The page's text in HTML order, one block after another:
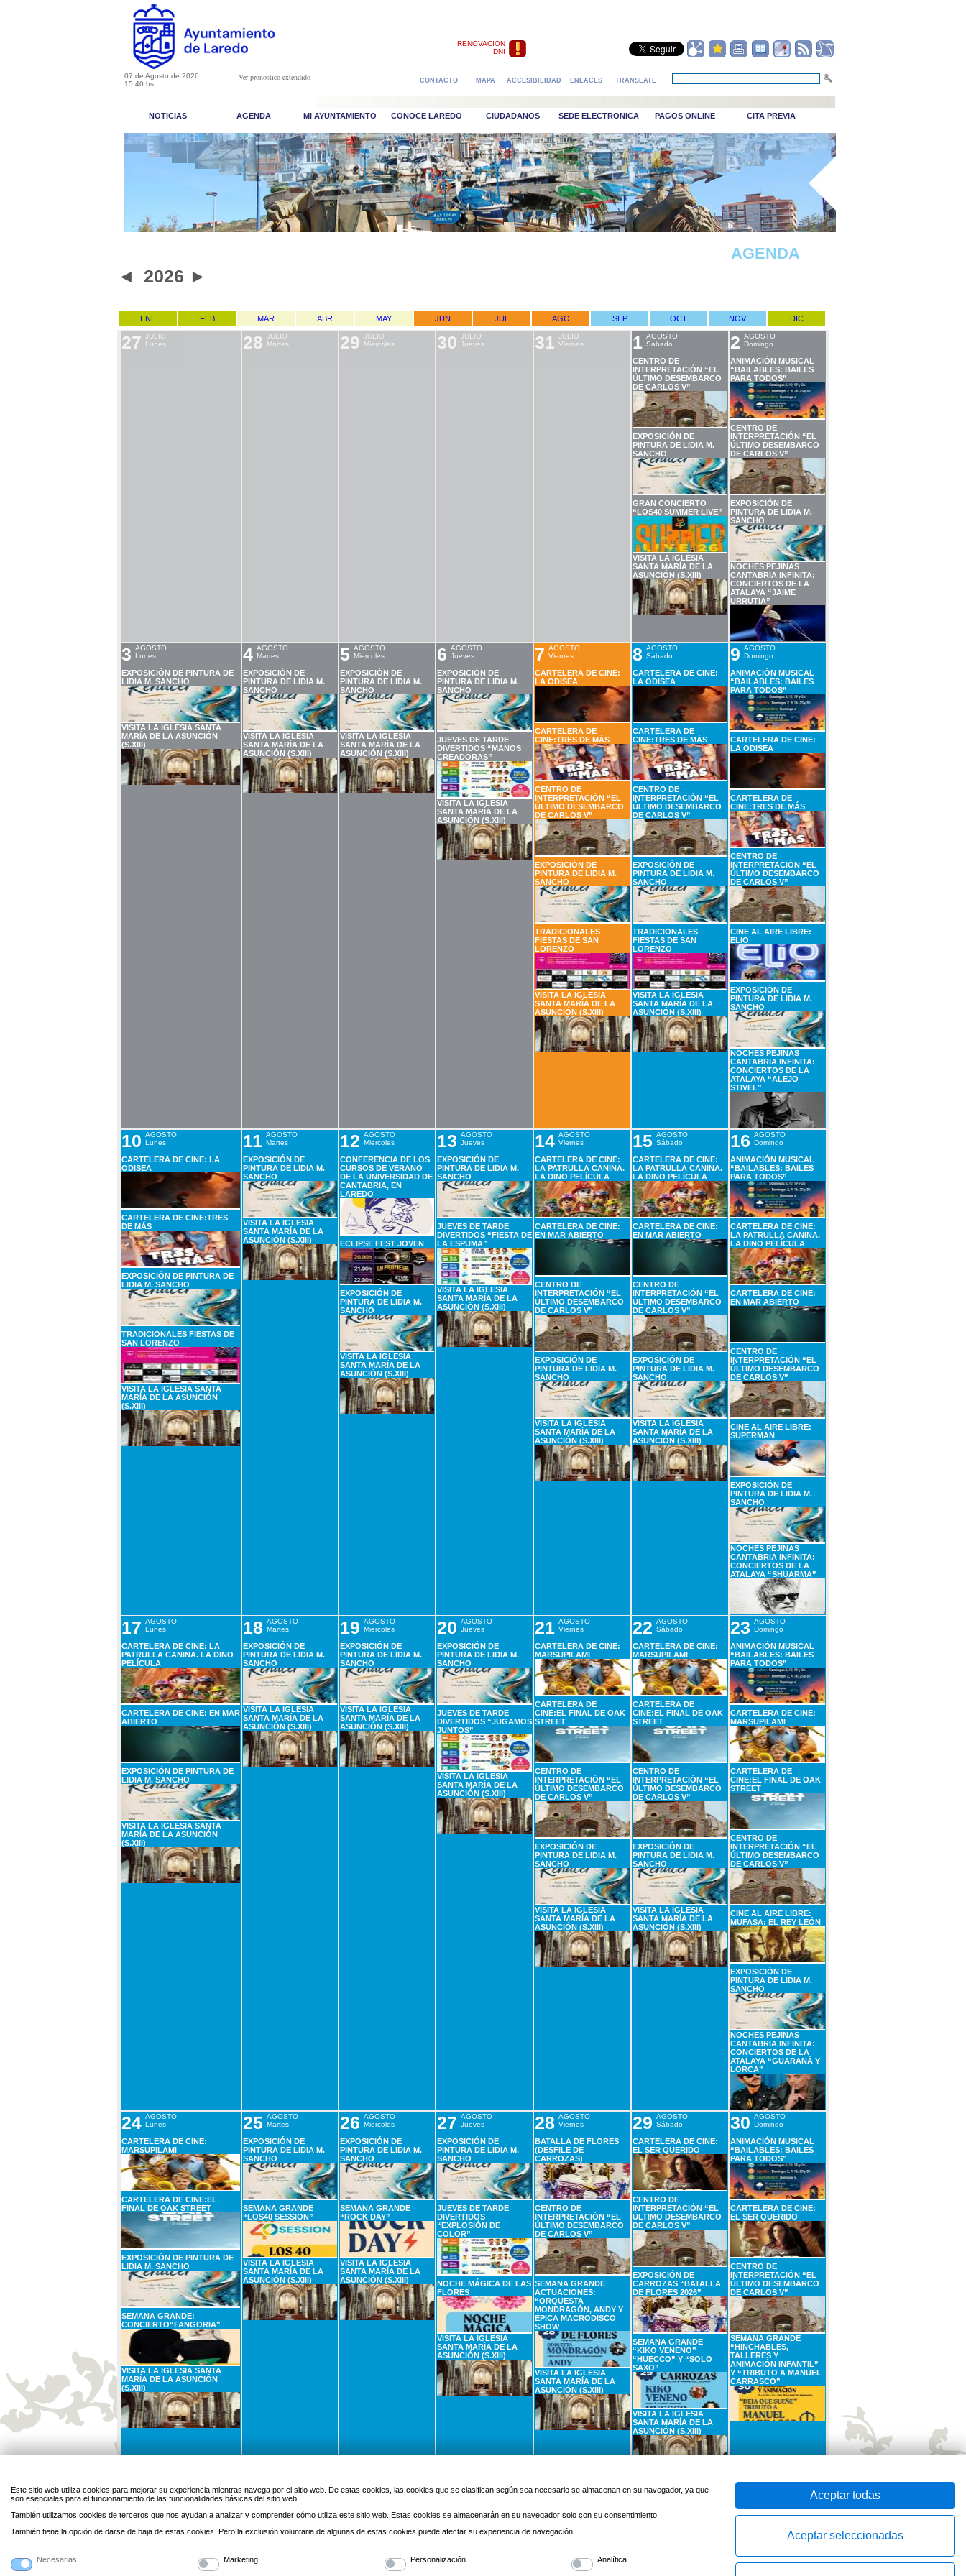
RENOVACION
DNI
07 de Agosto de 2026
15:40 hs
Ver pronostico extendido CONTACTO MAPA ACCESIBILIDAD ENLACES TRANSLATE
NOTICIAS AGENDA MI AYUNTAMIENTO CONOCE LAREDO CIUDADANOS SEDE ELECTRONICA PAGOS ONLINE CITA PREVIA
AGENDA
◄ 2026 ►
ENE FEB MAR ABR MAY JUN JUL AGO SEP OCT NOV DIC
27 JULIO
Lunes
28 JULIO
Martes
29 JULIO
Miercoles
30 JULIO
Jueves
31 JULIO
Viernes
1 AGOSTO
Sábado
CENTRO DE
INTERPRETACIÓN “EL
ÚLTIMO DESEMBARCO
DE CARLOS V”
EXPOSICIÓN DE
PINTURA DE LIDIA M.
SANCHO
GRAN CONCIERTO
“LOS40 SUMMER LIVE”
VISITA LA IGLESIA
SANTA MARÍA DE LA
ASUNCIÓN (S.XIII)
2 AGOSTO
Domingo
ANIMACIÓN MUSICAL
“BAILABLES: BAILES
PARA TODOS”
CENTRO DE
INTERPRETACIÓN “EL
ÚLTIMO DESEMBARCO
DE CARLOS V”
EXPOSICIÓN DE
PINTURA DE LIDIA M.
SANCHO
NOCHES PEJINAS
CANTABRIA INFINITA:
CONCIERTOS DE LA
ATALAYA “JAIME
URRUTIA”
3 AGOSTO
Lunes
EXPOSICIÓN DE PINTURA DE
LIDIA M. SANCHO
VISITA LA IGLESIA SANTA
MARÍA DE LA ASUNCIÓN
(S.XIII)
4 AGOSTO
Martes
EXPOSICIÓN DE
PINTURA DE LIDIA M.
SANCHO
VISITA LA IGLESIA
SANTA MARÍA DE LA
ASUNCIÓN (S.XIII)
5 AGOSTO
Miercoles
EXPOSICIÓN DE
PINTURA DE LIDIA M.
SANCHO
VISITA LA IGLESIA
SANTA MARÍA DE LA
ASUNCIÓN (S.XIII)
6 AGOSTO
Jueves
EXPOSICIÓN DE
PINTURA DE LIDIA M.
SANCHO
JUEVES DE TARDE
DIVERTIDOS “MANOS
CREADORAS”
VISITA LA IGLESIA
SANTA MARÍA DE LA
ASUNCIÓN (S.XIII)
7 AGOSTO
Viernes
CARTELERA DE CINE:
LA ODISEA
CARTELERA DE
CINE:TRES DE MÁS
CENTRO DE
INTERPRETACIÓN “EL
ÚLTIMO DESEMBARCO
DE CARLOS V”
EXPOSICIÓN DE
PINTURA DE LIDIA M.
SANCHO
TRADICIONALES
FIESTAS DE SAN
LORENZO
VISITA LA IGLESIA
SANTA MARÍA DE LA
ASUNCIÓN (S.XIII)
8 AGOSTO
Sábado
CARTELERA DE CINE:
LA ODISEA
CARTELERA DE
CINE:TRES DE MÁS
CENTRO DE
INTERPRETACIÓN “EL
ÚLTIMO DESEMBARCO
DE CARLOS V”
EXPOSICIÓN DE
PINTURA DE LIDIA M.
SANCHO
TRADICIONALES
FIESTAS DE SAN
LORENZO
VISITA LA IGLESIA
SANTA MARÍA DE LA
ASUNCIÓN (S.XIII)
9 AGOSTO
Domingo
ANIMACIÓN MUSICAL
“BAILABLES: BAILES
PARA TODOS”
CARTELERA DE CINE:
LA ODISEA
CARTELERA DE
CINE:TRES DE MÁS
CENTRO DE
INTERPRETACIÓN “EL
ÚLTIMO DESEMBARCO
DE CARLOS V”
CINE AL AIRE LIBRE:
ELIO
EXPOSICIÓN DE
PINTURA DE LIDIA M.
SANCHO
NOCHES PEJINAS
CANTABRIA INFINITA:
CONCIERTOS DE LA
ATALAYA “ALEJO
STIVEL”
10 AGOSTO
Lunes
CARTELERA DE CINE: LA
ODISEA
CARTELERA DE CINE:TRES
DE MÁS
EXPOSICIÓN DE PINTURA DE
LIDIA M. SANCHO
TRADICIONALES FIESTAS DE
SAN LORENZO
VISITA LA IGLESIA SANTA
MARÍA DE LA ASUNCIÓN
(S.XIII)
11 AGOSTO
Martes
EXPOSICIÓN DE
PINTURA DE LIDIA M.
SANCHO
VISITA LA IGLESIA
SANTA MARÍA DE LA
ASUNCIÓN (S.XIII)
12 AGOSTO
Miercoles
CONFERENCIA DE LOS
CURSOS DE VERANO
DE LA UNIVERSIDAD DE
CANTABRIA, EN
LAREDO
ECLIPSE FEST JOVEN
EXPOSICIÓN DE
PINTURA DE LIDIA M.
SANCHO
VISITA LA IGLESIA
SANTA MARÍA DE LA
ASUNCIÓN (S.XIII)
13 AGOSTO
Jueves
EXPOSICIÓN DE
PINTURA DE LIDIA M.
SANCHO
JUEVES DE TARDE
DIVERTIDOS “FIESTA DE
LA ESPUMA”
VISITA LA IGLESIA
SANTA MARÍA DE LA
ASUNCIÓN (S.XIII)
14 AGOSTO
Viernes
CARTELERA DE CINE:
LA PATRULLA CANINA.
LA DINO PELÍCULA
CARTELERA DE CINE:
EN MAR ABIERTO
CENTRO DE
INTERPRETACIÓN “EL
ÚLTIMO DESEMBARCO
DE CARLOS V”
EXPOSICIÓN DE
PINTURA DE LIDIA M.
SANCHO
VISITA LA IGLESIA
SANTA MARÍA DE LA
ASUNCIÓN (S.XIII)
15 AGOSTO
Sábado
CARTELERA DE CINE:
LA PATRULLA CANINA.
LA DINO PELÍCULA
CARTELERA DE CINE:
EN MAR ABIERTO
CENTRO DE
INTERPRETACIÓN “EL
ÚLTIMO DESEMBARCO
DE CARLOS V”
EXPOSICIÓN DE
PINTURA DE LIDIA M.
SANCHO
VISITA LA IGLESIA
SANTA MARÍA DE LA
ASUNCIÓN (S.XIII)
16 AGOSTO
Domingo
ANIMACIÓN MUSICAL
“BAILABLES: BAILES
PARA TODOS”
CARTELERA DE CINE:
LA PATRULLA CANINA.
LA DINO PELÍCULA
CARTELERA DE CINE:
EN MAR ABIERTO
CENTRO DE
INTERPRETACIÓN “EL
ÚLTIMO DESEMBARCO
DE CARLOS V”
CINE AL AIRE LIBRE:
SUPERMAN
EXPOSICIÓN DE
PINTURA DE LIDIA M.
SANCHO
NOCHES PEJINAS
CANTABRIA INFINITA:
CONCIERTOS DE LA
ATALAYA “SHUARMA”
17 AGOSTO
Lunes
CARTELERA DE CINE: LA
PATRULLA CANINA. LA DINO
PELÍCULA
CARTELERA DE CINE: EN MAR
ABIERTO
EXPOSICIÓN DE PINTURA DE
LIDIA M. SANCHO
VISITA LA IGLESIA SANTA
MARÍA DE LA ASUNCIÓN
(S.XIII)
18 AGOSTO
Martes
EXPOSICIÓN DE
PINTURA DE LIDIA M.
SANCHO
VISITA LA IGLESIA
SANTA MARÍA DE LA
ASUNCIÓN (S.XIII)
19 AGOSTO
Miercoles
EXPOSICIÓN DE
PINTURA DE LIDIA M.
SANCHO
VISITA LA IGLESIA
SANTA MARÍA DE LA
ASUNCIÓN (S.XIII)
20 AGOSTO
Jueves
EXPOSICIÓN DE
PINTURA DE LIDIA M.
SANCHO
JUEVES DE TARDE
DIVERTIDOS “JUGAMOS
JUNTOS”
VISITA LA IGLESIA
SANTA MARÍA DE LA
ASUNCIÓN (S.XIII)
21 AGOSTO
Viernes
CARTELERA DE CINE:
MARSUPILAMI
CARTELERA DE
CINE:EL FINAL DE OAK
STREET
CENTRO DE
INTERPRETACIÓN “EL
ÚLTIMO DESEMBARCO
DE CARLOS V”
EXPOSICIÓN DE
PINTURA DE LIDIA M.
SANCHO
VISITA LA IGLESIA
SANTA MARÍA DE LA
ASUNCIÓN (S.XIII)
22 AGOSTO
Sábado
CARTELERA DE CINE:
MARSUPILAMI
CARTELERA DE
CINE:EL FINAL DE OAK
STREET
CENTRO DE
INTERPRETACIÓN “EL
ÚLTIMO DESEMBARCO
DE CARLOS V”
EXPOSICIÓN DE
PINTURA DE LIDIA M.
SANCHO
VISITA LA IGLESIA
SANTA MARÍA DE LA
ASUNCIÓN (S.XIII)
23 AGOSTO
Domingo
ANIMACIÓN MUSICAL
“BAILABLES: BAILES
PARA TODOS”
CARTELERA DE CINE:
MARSUPILAMI
CARTELERA DE
CINE:EL FINAL DE OAK
STREET
CENTRO DE
INTERPRETACIÓN “EL
ÚLTIMO DESEMBARCO
DE CARLOS V”
CINE AL AIRE LIBRE:
MUFASA: EL REY LEÓN
EXPOSICIÓN DE
PINTURA DE LIDIA M.
SANCHO
NOCHES PEJINAS
CANTABRIA INFINITA:
CONCIERTOS DE LA
ATALAYA “GUARANÁ Y
LORCA”
24 AGOSTO
Lunes
CARTELERA DE CINE:
MARSUPILAMI
CARTELERA DE CINE:EL
FINAL DE OAK STREET
EXPOSICIÓN DE PINTURA DE
LIDIA M. SANCHO
SEMANA GRANDE:
CONCIERTO“FANGORIA”
VISITA LA IGLESIA SANTA
MARÍA DE LA ASUNCIÓN
(S.XIII)
25 AGOSTO
Martes
EXPOSICIÓN DE
PINTURA DE LIDIA M.
SANCHO
SEMANA GRANDE
“LOS40 SESSION”
VISITA LA IGLESIA
SANTA MARÍA DE LA
ASUNCIÓN (S.XIII)
26 AGOSTO
Miercoles
EXPOSICIÓN DE
PINTURA DE LIDIA M.
SANCHO
SEMANA GRANDE
“ROCK DAY”
VISITA LA IGLESIA
SANTA MARÍA DE LA
ASUNCIÓN (S.XIII)
27 AGOSTO
Jueves
EXPOSICIÓN DE
PINTURA DE LIDIA M.
SANCHO
JUEVES DE TARDE
DIVERTIDOS
“EXPLOSIÓN DE
COLOR”
NOCHE MÁGICA DE LAS
FLORES
VISITA LA IGLESIA
SANTA MARÍA DE LA
ASUNCIÓN (S.XIII)
28 AGOSTO
Viernes
BATALLA DE FLORES
(DESFILE DE
CARROZAS)
CENTRO DE
INTERPRETACIÓN “EL
ÚLTIMO DESEMBARCO
DE CARLOS V”
SEMANA GRANDE
ACTUACIONES:
“ORQUESTA
MONDRAGÓN, ANDY Y
ÉPICA MACRODISCO
SHOW
VISITA LA IGLESIA
SANTA MARÍA DE LA
ASUNCIÓN (S.XIII)
29 AGOSTO
Sábado
CARTELERA DE CINE:
EL SER QUERIDO
CENTRO DE
INTERPRETACIÓN “EL
ÚLTIMO DESEMBARCO
DE CARLOS V”
EXPOSICIÓN DE
CARROZAS “BATALLA
DE FLORES 2026”
SEMANA GRANDE
“KIKO VENENO”
“HUECCO” Y “SOLO
SAXO”
VISITA LA IGLESIA
SANTA MARÍA DE LA
ASUNCIÓN (S.XIII)
30 AGOSTO
Domingo
ANIMACIÓN MUSICAL
“BAILABLES: BAILES
PARA TODOS”
CARTELERA DE CINE:
EL SER QUERIDO
CENTRO DE
INTERPRETACIÓN “EL
ÚLTIMO DESEMBARCO
DE CARLOS V”
SEMANA GRANDE
“HINCHABLES,
TALLERES Y
ANIMACIÓN INFANTIL”
Y “TRIBUTO A MANUEL
CARRASCO”
31
CARTELERA DE CINE: EL SER
1 2
Miercoles
3
Jueves
4
Viernes
5 6
Este sitio web utiliza cookies para mejorar su experiencia mientras navega por el sitio web. De estas cookies, las cookies que se clasifican según sea necesario se almacenan en su navegador, ya que
son esenciales para el funcionamiento de las funcionalidades básicas del sitio web.
También utilizamos cookies de terceros que nos ayudan a analizar y comprender cómo utiliza este sitio web. Estas cookies se almacenarán en su navegador solo con su consentimiento.
También tiene la opción de darse de baja de estas cookies. Pero la exclusión voluntaria de algunas de estas cookies puede afectar su experiencia de navegación.
Necesarias Marketing Personalización Analítica
Aceptar todas
Aceptar seleccionadas